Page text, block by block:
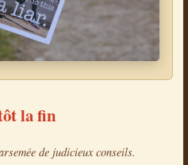
la fin
de judicieux conseils.